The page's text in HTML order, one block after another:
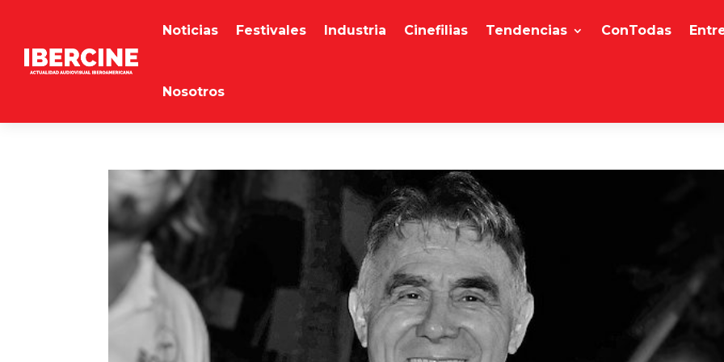
Noticias Festivales Industria Cinefilias Tendencias ConTodas
Nosotros